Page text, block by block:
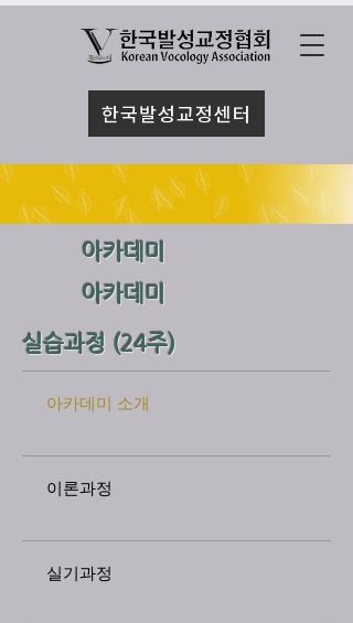
한국발성교정센터
아카데미
아카데미
실습과정 (24주)
실기과정
이론과정
아카데미 소개